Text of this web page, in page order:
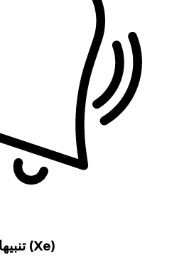
تنبيهات الأسعار من إكس إي (Xe)